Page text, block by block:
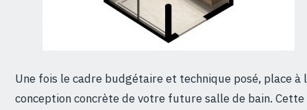
Une fois le cadre budgétaire et technique posé, place à
conception concrète de votre future salle de bain. Cette